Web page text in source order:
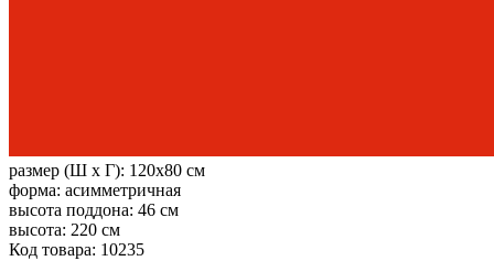
размер (Ш х Г): 120x80 см
форма: асимметричная
высота поддона: 46 см
высота: 220 см
Код товара: 10235